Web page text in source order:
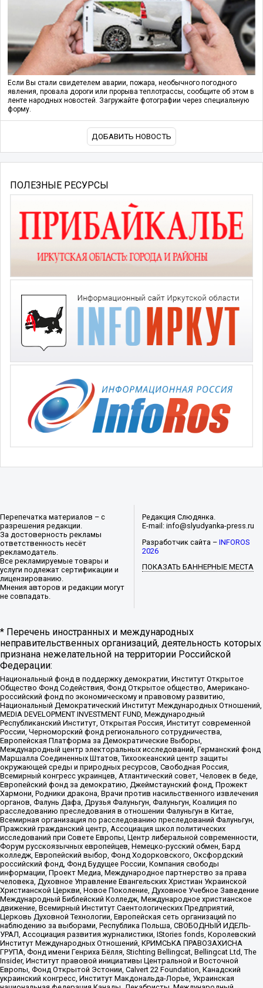
Если Вы стали свидетелем аварии, пожара, необычного погодного
явления, провала дороги или прорыва теплотрассы, сообщите об этом в
ленте народных новостей. Загружайте фотографии через специальную
форму.
ДОБАВИТЬ НОВОСТЬ
ПОЛЕЗНЫЕ РЕСУРСЫ
Перепечатка материалов – с
разрешения редакции.
За достоверность рекламы
ответственность несёт
рекламодатель.
Все рекламируемые товары и
услуги подлежат сертификации и
лицензированию.
Мнения авторов и редакции могут
не совпадать.
Редакция Слюдянка.
E-mail: info@slyudyanka-press.ru
Разработчик сайта –INFOROS
2026
ПОКАЗАТЬ БАННЕРНЫЕ МЕСТА
* Перечень иностранных и международных
неправительственных организаций, деятельность которых
признана нежелательной на территории Российской
Федерации:
Национальный фонд в поддержку демократии, Институт Открытое
Общество Фонд Содействия, Фонд Открытое общество, Американо-
российский фонд по экономическому и правовому развитию,
Национальный Демократический Институт Международных Отношений,
MEDIA DEVELOPMENT INVESTMENT FUND, Международный
Республиканский Институт, Открытая Россия, Институт современной
России, Черноморский фонд регионального сотрудничества,
Европейская Платформа за Демократические Выборы,
Международный центр электоральных исследований, Германский фонд
Маршалла Соединенных Штатов, Тихоокеанский центр защиты
окружающей среды и природных ресурсов, Свободная Россия,
Всемирный конгресс украинцев, Атлантический совет, Человек в беде,
Европейский фонд за демократию, Джеймстаунский фонд, Прожект
Хармони, Родники дракона, Врачи против насильственного извлечения
органов, Фалунь Дафа, Друзья Фалуньгун, Фалуньгун, Коалиция по
расследованию преследования в отношении Фалуньгун в Китае,
Всемирная организация по расследованию преследований Фалуньгун,
Пражский гражданский центр, Ассоциация школ политических
исследований при Совете Европы, Центр либеральной современности,
Форум русскоязычных европейцев, Немецко-русский обмен, Бард
колледж, Европейский выбор, Фонд Ходорковского, Оксфордский
российский фонд, Фонд Будущее России, Компания свободы
информации, Проект Медиа, Международное партнерство за права
человека, Духовное Управление Евангельских Христиан Украинской
Христианской Церкви, Новое Поколение, Духовное Учебное Заведение
Международный Библейский Колледж, Международное христианское
движение, Всемирный Институт Саентологических Предприятий,
Церковь Духовной Технологии, Европейская сеть организаций по
наблюдению за выборами, Республика Польша, СВОБОДНЫЙ ИДЕЛЬ-
УРАЛ, Ассоциация развития журналистики, IStories fonds, Королевский
Институт Международных Отношений, КРИМСЬКА ПРАВОЗАХИСНА
ГРУПА, Фонд имени Генриха Бёлля, Stichting Bellingcat, Bellingcat Ltd, The
Insider, Институт правовой инициативы Центральной и Восточной
Европы, Фонд Открытой Эстонии, Calvert 22 Foundation, Канадский
украинский конгресс, Институт Макдональда-Лорье, Украинская